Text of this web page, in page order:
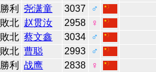
勝利 尧潇童 3037
♂
敗北 赵贯汝 2958
♀
敗北 蔡文鑫 3034
♂
敗北 曹聪 2993
♂
勝利 战鹰 2838
♀